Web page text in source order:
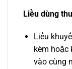
Liều dùng
Liều
kèm hoặc
vào cùng